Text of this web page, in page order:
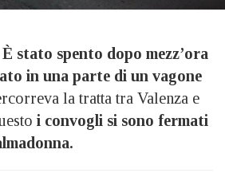
È stato spento dopo mezz’ora
in una parte di un vagone
la tratta tra Valenza e
i convogli si sono fermati